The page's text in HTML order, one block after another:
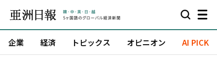
企業 経済 トピックス オピニオン AI PICK